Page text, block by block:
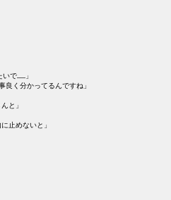
で……」
良く分かってるんですね」
と」
止めないと」